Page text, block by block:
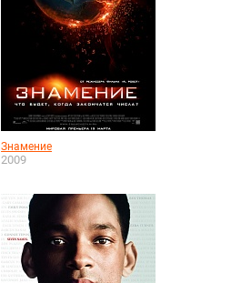
Знамение
2009